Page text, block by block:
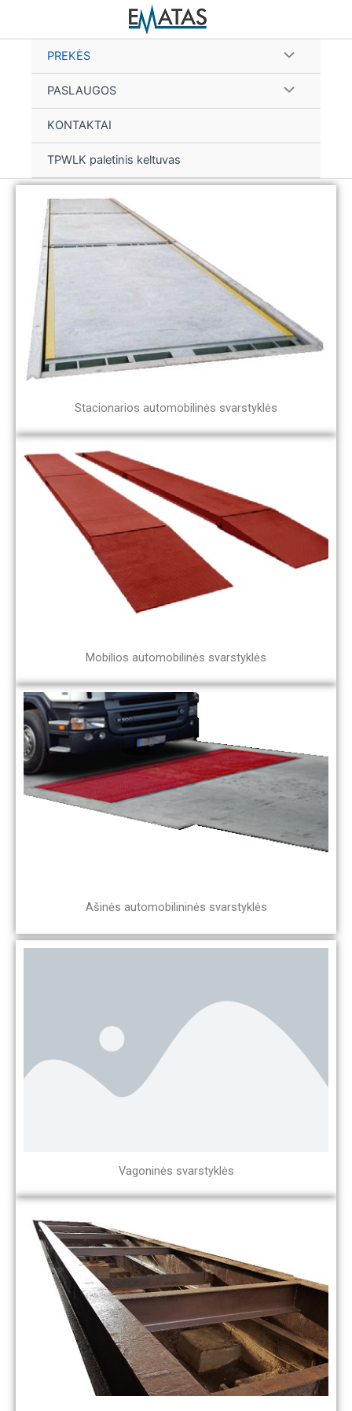
PREKĖS
PASLAUGOS
KONTAKTAI
TPWLK paletinis keltuvas
Stacionarios automobilinės svarstyklės
Mobilios automobilinės svarstyklės
Ašinės automobilininės svarstyklės
Vagoninės svarstyklės